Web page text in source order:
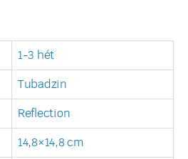
1-3 hét
Tubadzin
Reflection
14,8×14,8 cm